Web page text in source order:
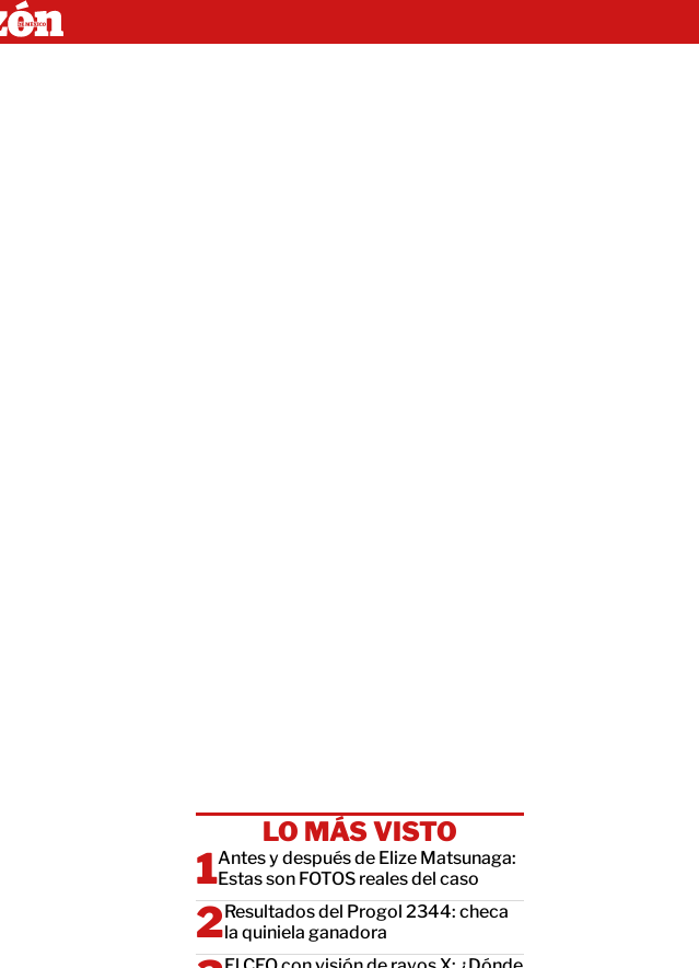
LO MÁS VISTO
Antes y después de Elize Matsunaga:
Estas son FOTOS reales del caso
Resultados del Progol 2344: checa
la quiniela ganadora